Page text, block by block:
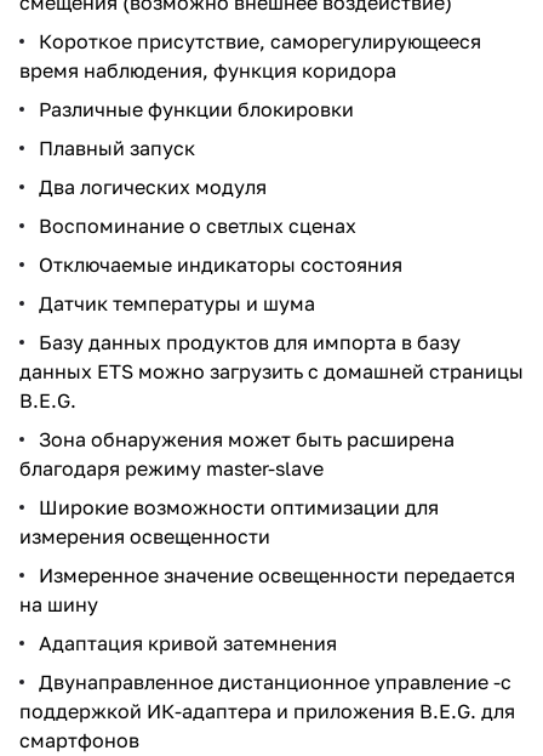
Короткое присутствие, саморегулирующееся
время наблюдения, функция коридора
Различные функции блокировки
Плавный запуск
Два логических модуля
Воспоминание о светлых сценах
Отключаемые индикаторы состояния
Датчик температуры и шума
Базу данных продуктов для импорта в базу
данных ETS можно загрузить с домашней страницы
B.E.G.
Зона обнаружения может быть расширена
благодаря режиму master-slave
Широкие возможности оптимизации для
измерения освещенности
Измеренное значение освещенности передается
на шину
Адаптация кривой затемнения
Двунаправленное дистанционное управление -с
поддержкой ИК-адаптера и приложения B.E.G. для
смартфонов